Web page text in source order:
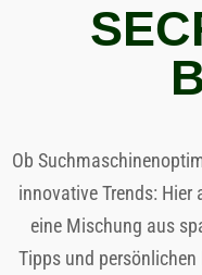
Ob
innovative Trends:
eine Mischung aus
Tipps und